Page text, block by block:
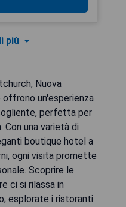
più
Nuova
un'esperienza
perfetta per
una varietà di
boutique hotel a
ogni visita promette
Scoprire le
ci si rilassa in
esplorate i ristoranti